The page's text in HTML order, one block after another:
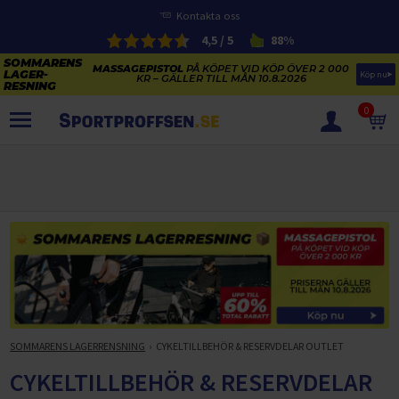
Kontakta oss
4,5 / 5 88%
MASSAGEPISTOLPÅ KÖPET VID KÖP ÖVER 2 000
KR – GÄLLER TILL MÅN 10.8.2026 Köp nu
0
ELCYKLARNAS SOMMARFÖRSÄLJNING
KAJAKER OCH SUP-BRÄDOR
REA PÅ STUDSMATTOR
SOMMARREA PÅ TRÄNING OCH STYRKETRÄNING
CYKELTILLBEHÖR & RESERVDELAR OUTLET
HÄLSA & VÄLMÅENDE – SÄSONGSRENSNING
Paketerbjudanden
KOSTTILLSKOTT
ELCYKLAR
ELCYKLAR DAM
ELCYKLAR HERR
ELCYKLAR CITY
SOMMARIDROTT
KAJAKER
BÄNKAR OCH STÄLLNINGAR
TRÄNINGSMASKINER
SOMMARENS LAGERRENSNING CYKELTILLBEHÖR & RESERVDELAR OUTLET
CYKELTILLBEHÖR & RESERVDELAR